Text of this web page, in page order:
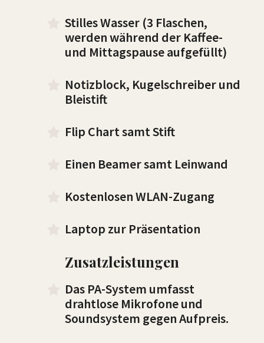
Stilles Wasser (3 Flaschen,
werden während der Kaffee-
und Mittagspause aufgefüllt)
Notizblock, Kugelschreiber und
Bleistift
Flip Chart samt Stift
Einen Beamer samt Leinwand
Kostenlosen WLAN-Zugang
Laptop zur Präsentation
Zusatzleistungen
Das PA-System umfasst
drahtlose Mikrofone und
Soundsystem gegen Aufpreis.